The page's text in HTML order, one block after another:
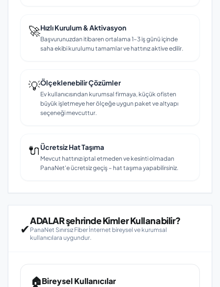
🚀Hızlı Kurulum & Aktivasyon
Başvurunuzdan itibaren ortalama 1–3 iş günü içinde
saha ekibi kurulumu tamamlar ve hattınız aktive edilir.
💡Ölçeklenebilir Çözümler
Ev kullanıcısından kurumsal firmaya, küçük ofisten
büyük işletmeye her ölçeğe uygun paket ve altyapı
seçeneği mevcuttur.
🔌Ücretsiz Hat Taşıma
Mevcut hattınızı iptal etmeden ve kesinti olmadan
PanaNet'e ücretsiz geçiş – hat taşıma yapabilirsiniz.
✔
ADALAR şehrinde Kimler Kullanabilir?
PanaNet Sınırsız Fiber İnternet bireysel ve kurumsal
kullanıcılara uygundur.
🏠Bireysel Kullanıcılar